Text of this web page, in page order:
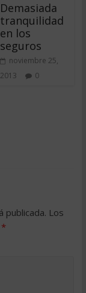
Demasiada
tranquilidad
en los
seguros
noviembre 25,
2013
0
publicada. Los
*